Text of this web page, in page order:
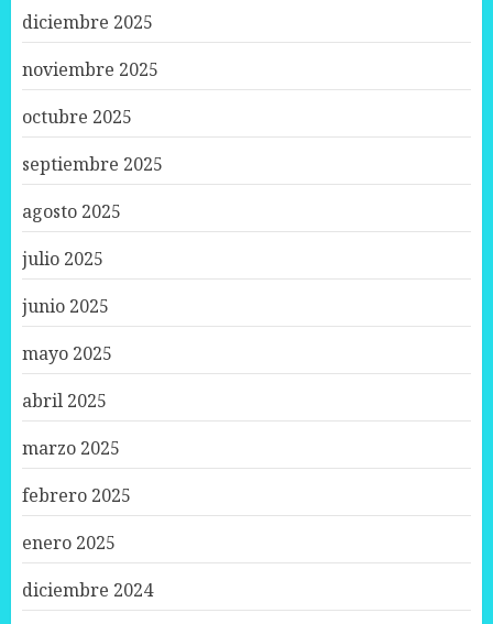
diciembre 2025
noviembre 2025
octubre 2025
septiembre 2025
agosto 2025
julio 2025
junio 2025
mayo 2025
abril 2025
marzo 2025
febrero 2025
enero 2025
diciembre 2024